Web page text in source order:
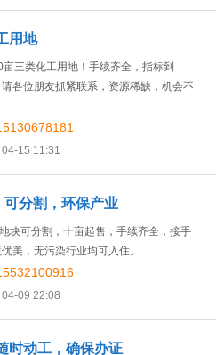
用地
三类化工用地！手续齐全，指标到
各位朋友抓紧联系，资源稀缺，机会不
15 11:31
分割，环保产业
块可分割，十亩起售，手续齐全，接手
美，无污染行业均可入住。
09 22:08
时动工，确保办证